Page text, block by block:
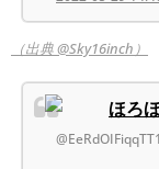
（出典 @Sky16inch）
ほろ